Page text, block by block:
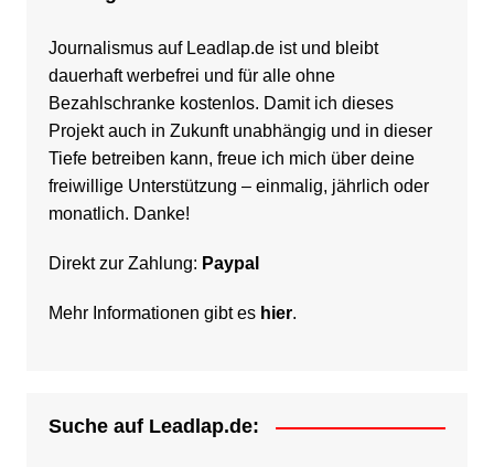
Journalismus auf Leadlap.de ist und bleibt
dauerhaft werbefrei und für alle ohne
Bezahlschranke kostenlos. Damit ich dieses
Projekt auch in Zukunft unabhängig und in dieser
Tiefe betreiben kann, freue ich mich über deine
freiwillige Unterstützung – einmalig, jährlich oder
monatlich. Danke!
Direkt zur Zahlung: Paypal
Mehr Informationen gibt es hier.
Suche auf Leadlap.de: